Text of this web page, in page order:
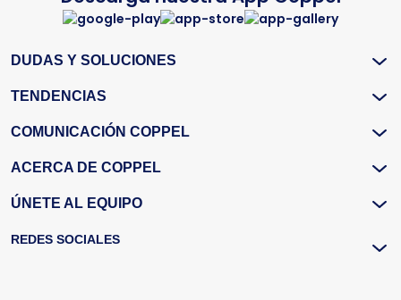
DUDAS Y SOLUCIONES
TENDENCIAS
COMUNICACIÓN COPPEL
ACERCA DE COPPEL
ÚNETE AL EQUIPO
REDES SOCIALES